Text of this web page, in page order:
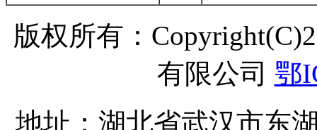
版权所有：
有限公司 鄂
地址：湖北省武汉市东